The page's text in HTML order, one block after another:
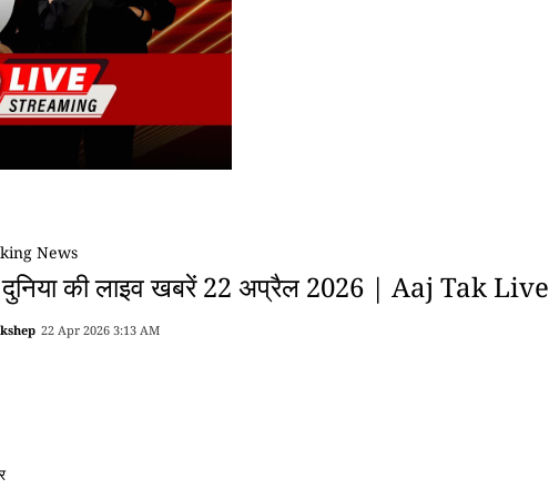
News
की लाइव खबरें 22 अप्रैल 2026 | Aaj Tak Live
22 Apr 2026 3:13 AM